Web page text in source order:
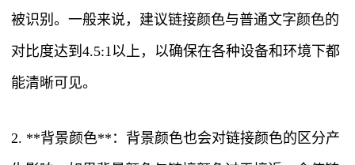
被识别。一般来说，建议链接颜色与普通文字颜色的
对比度达到4.5:1以上，以确保在各种设备和环境下都
能清晰可见。
2. **背景颜色**：背景颜色也会对链接颜色的区分产